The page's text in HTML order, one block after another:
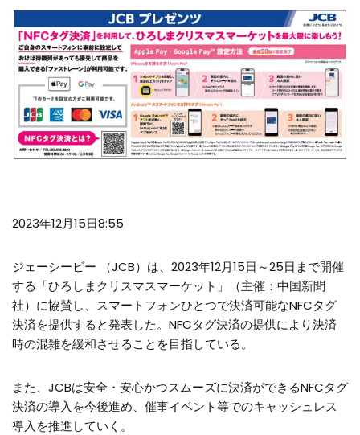
2023年12月15日8:55
ジェーシービー （JCB）は、2023年12月15日～25日まで開催
する「ひろしまクリスマスマーケット」（主催：中国新聞
社）に協賛し、スマートフォンひとつで決済可能なNFCタグ
決済を提供すると発表した。NFCタグ決済の提供により決済
時の混雑を緩和させることを目指している。
また、JCBは安全・安心かつスムーズに決済ができるNFCタグ
決済の導入を今後進め、催事イベント等でのキャッシュレス
導入を推進していく。